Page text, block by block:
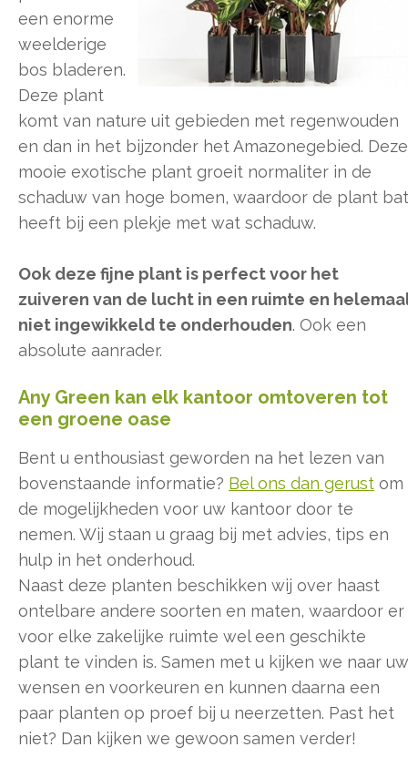
een enorme
weelderige
bos bladeren.
Deze plant
komt van nature uit gebieden met regenwouden
en dan in het bijzonder het Amazonegebied. Deze
mooie exotische plant groeit normaliter in de
schaduw van hoge bomen, waardoor de plant bat
heeft bij een plekje met wat schaduw.
Ook deze fijne plant is perfect voor het
zuiveren van de lucht in een ruimte en
niet ingewikkeld te onderhouden. Ook een
absolute aanrader.
Any Green kan elk kantoor omtoveren tot
een groene oase
Bent u enthousiast geworden na het lezen van
bovenstaande informatie? Bel ons dan gerust om
de mogelijkheden voor uw kantoor door te
nemen. Wij staan u graag bij met advies, tips en
hulp in het onderhoud.
Naast deze planten beschikken wij over haast
ontelbare andere soorten en maten, waardoor er
voor elke zakelijke ruimte wel een geschikte
plant te vinden is. Samen met u kijken we naar uw
wensen en voorkeuren en kunnen daarna een
paar planten op proef bij u neerzetten. Past het
niet? Dan kijken we gewoon samen verder!